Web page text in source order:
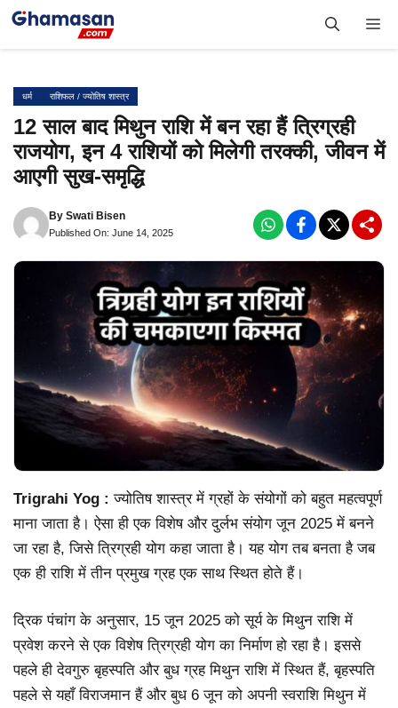
Skip
धर्म राशिफल / ज्योतिष शास्त्र
12 साल बाद मिथुन राशि में बन रहा हैं त्रिग्रही
राजयोग, इन 4 राशियों को मिलेगी तरक्की, जीवन में
आएगी सुख-समृद्धि
By Swati Bisen
Published On: June 14, 2025
Trigrahi Yog : ज्योतिष शास्त्र में ग्रहों के संयोगों को बहुत महत्वपूर्ण
माना जाता है। ऐसा ही एक विशेष और दुर्लभ संयोग जून 2025 में बनने
जा रहा है, जिसे त्रिग्रही योग कहा जाता है। यह योग तब बनता है जब
एक ही राशि में तीन प्रमुख ग्रह एक साथ स्थित होते हैं।
द्रिक पंचांग के अनुसार, 15 जून 2025 को सूर्य के मिथुन राशि में
प्रवेश करने से एक विशेष त्रिग्रही योग का निर्माण हो रहा है। इससे
पहले ही देवगुरु बृहस्पति और बुध ग्रह मिथुन राशि में स्थित हैं, बृहस्पति
पहले से यहाँ विराजमान हैं और बुध 6 जून को अपनी स्वराशि मिथुन में